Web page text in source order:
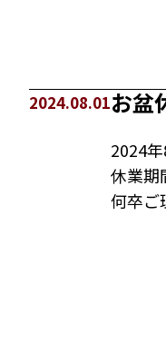
お盆
2024
休業期
何卒ご
2024.08.01